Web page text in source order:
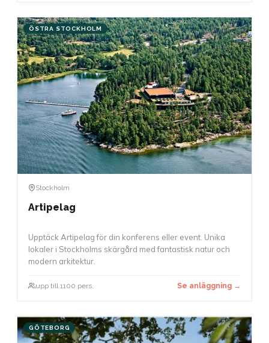
ÖSTRA STOCKHOLM
Stockholm
Artipelag
Upptäck Artipelag för din konferens eller event. Unika
lokaler i Stockholms skärgård med fantastisk natur och
modern arkitektur.
upp till 1100 pers. Se anläggning →
GÖTEBORG